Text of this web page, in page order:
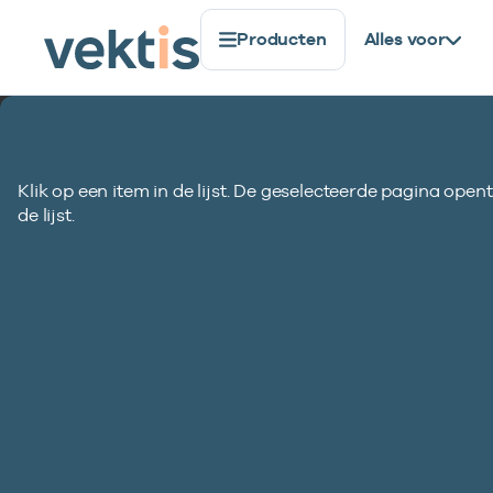
Producten Alles voor
AW319
Klik op een item in de lijst. De geselecteerde pagina
de lijst.
02 Verzekerdenrecord